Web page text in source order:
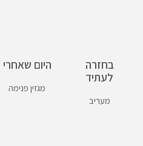
היום שאחרי
מגזין פנימה
בחזרה
לעתיד
מעריב